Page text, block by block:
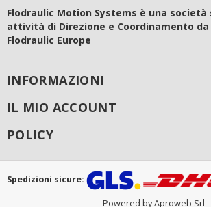
Flodraulic Motion Systems è una
attività di Direzione e Coordinamento
Flodraulic Europe
INFORMAZIONI
IL MIO ACCOUNT
POLICY
Spedizioni sicure:
Powered by Aproweb Srl